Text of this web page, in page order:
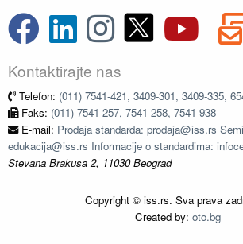
Kontaktirajte nas
Telefon: (011) 7541-421, 3409-301, 3409-335,
Faks: (011) 7541-257, 7541-258, 7541-938
E-mail: Prodaja standarda: prodaja@iss.rs
edukacija@iss.rs Informacije o standardima:
Stevana Brakusa 2, 11030 Beograd
Copyright © iss.rs. Sva prava
Created by: oto.bg